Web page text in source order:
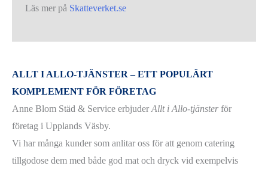
Läs mer på Skatteverket.se
ALLT I ALLO-TJÄNSTER – ETT POPULÄRT
KOMPLEMENT FÖR FÖRETAG
Anne Blom Städ & Service erbjuder Allt i Allo-tjänsterför
företag i Upplands Väsby.
Vi har många kunder som anlitar oss för att genom catering
tillgodose dem med både god mat och dryck vid exempelvis